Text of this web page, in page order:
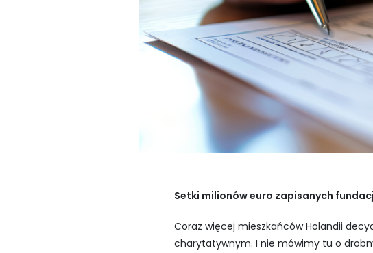
Setki milionów euro zapisanych
Coraz więcej mieszkańców Holandii
charytatywnym. I nie mówimy tu o